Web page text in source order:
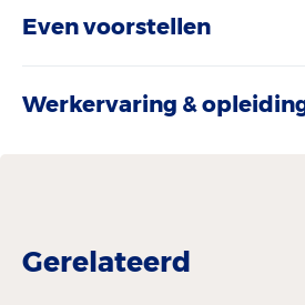
Even voorstellen
Werkervaring &
Gerelateerd